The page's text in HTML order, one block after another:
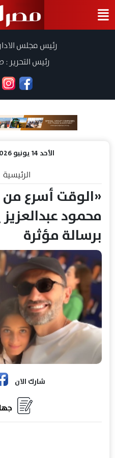
رئيس مجلس
رئيس التحرير
الأحد 14 يونيو 2026 | 12:47 م
الرئيسية
«الوقت أسرع من
محمود عبدالعزيز
برسالة مؤثرة
شارك الان